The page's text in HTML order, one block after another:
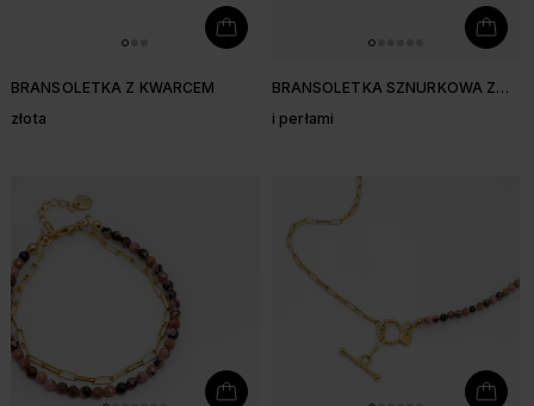
BRANSOLETKA Z KWARCEM
złota
BRANSOLETKA SZNURKOWA Z
i perłami